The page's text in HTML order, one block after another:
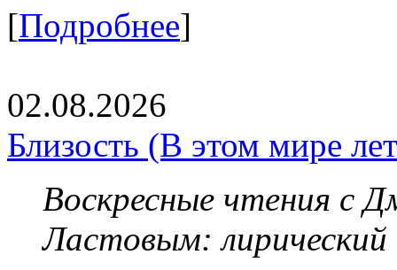
[Подробнее]
02.08.2026
Близость (В этом мире
Воскресные чтения с
Ластовым: